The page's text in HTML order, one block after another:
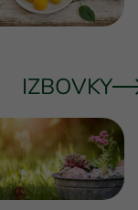
IZBOVKY